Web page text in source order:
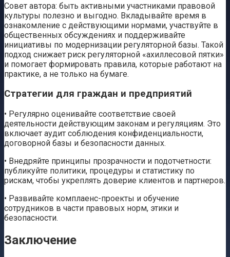
Совет автора: быть активными участниками правовой
культуры полезно и выгодно. Вкладывайте время в
ознакомление с действующими нормами, участвуйте в
общественных обсуждениях и поддерживайте
инициативы по модернизации регуляторной базы. Такой
подход снижает риск регуляторной «ахиллесовой пятки»
и помогает формировать правила, которые работают на
практике, а не только на бумаге.
Стратегии для граждан и предприятий
• Регулярно оценивайте соответствие своей
деятельности действующим законам и регуляциям. Это
включает аудит соблюдения конфиденциальности,
договорной базы и безопасности данных.
• Внедряйте принципы прозрачности и подотчетности:
публикуйте политики, процедуры и статистику по
рискам, чтобы укреплять доверие клиентов и партнеров.
• Развивайте комплаенс-проекты и обучение
сотрудников в части правовых норм, этики и
безопасности.
Заключение